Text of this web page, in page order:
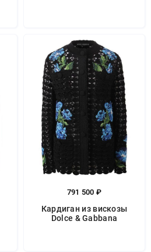
791 500 ₽
Кардиган из вискозы
Dolce & Gabbana